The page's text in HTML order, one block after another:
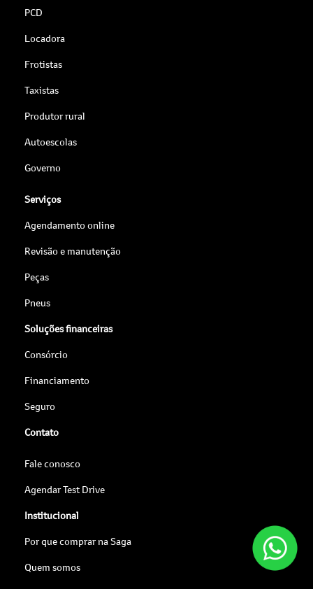
PCD
Locadora
Frotistas
Taxistas
Produtor rural
Autoescolas
Governo
Serviços
Agendamento online
Revisão e manutenção
Peças
Pneus
Soluções financeiras
Consórcio
Financiamento
Seguro
Contato
Fale conosco
Agendar Test Drive
Institucional
Por que comprar na Saga
Quem somos